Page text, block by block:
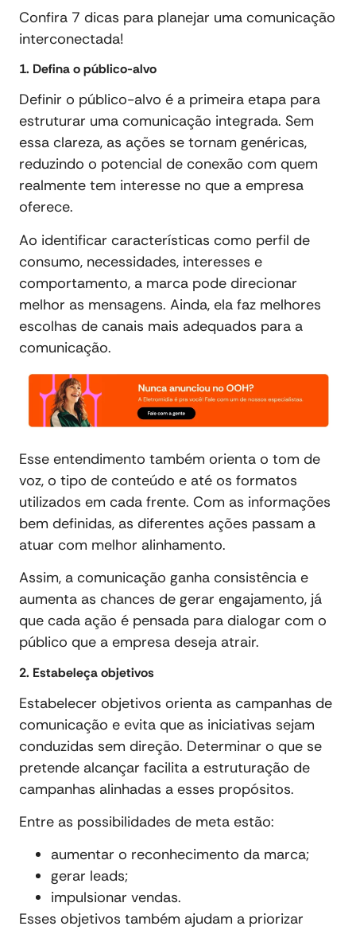
Confira 7 dicas para planejar uma comunicação
interconectada!
1. Defina o público-alvo
Definir o público-alvo é a primeira etapa para
estruturar uma comunicação integrada. Sem
essa clareza, as ações se tornam genéricas,
reduzindo o potencial de conexão com quem
realmente tem interesse no que a empresa
oferece.
Ao identificar características como perfil de
consumo, necessidades, interesses e
comportamento, a marca pode direcionar
melhor as mensagens. Ainda, ela faz melhores
escolhas de canais mais adequados para a
comunicação.
Esse entendimento também orienta o tom de
voz, o tipo de conteúdo e até os formatos
utilizados em cada frente. Com as informações
bem definidas, as diferentes ações passam a
atuar com melhor alinhamento.
Assim, a comunicação ganha consistência e
aumenta as chances de gerar engajamento, já
que cada ação é pensada para dialogar com o
público que a empresa deseja atrair.
2. Estabeleça objetivos
Estabelecer objetivos orienta as campanhas de
comunicação e evita que as iniciativas sejam
conduzidas sem direção. Determinar o que se
pretende alcançar facilita a estruturação de
campanhas alinhadas a esses propósitos.
Entre as possibilidades de meta estão:
aumentar o reconhecimento da marca;
gerar leads;
impulsionar vendas.
Esses objetivos também ajudam a priorizar